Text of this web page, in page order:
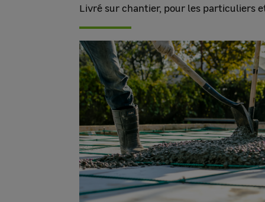
Livré sur chantier, pour les particuliers